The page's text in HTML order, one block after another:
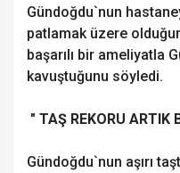
Gündoğdu`nun
patlamak üzere
başarılı bir ameliyatla
kavuştuğunu söyledi.
" TAŞ REKORU ARTIK
Gündoğdu`nun aşırı